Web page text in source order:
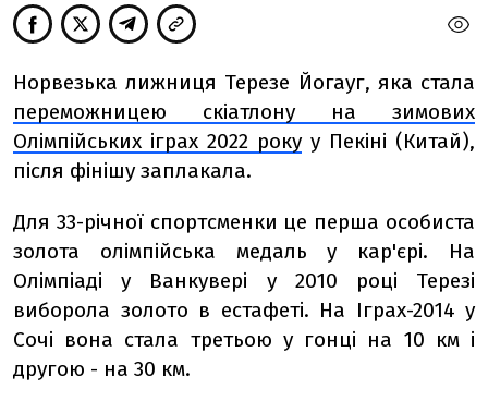
Норвезька лижниця Терезе Йогауг, яка стала
переможницею скіатлону на зимових
Олімпійських іграх 2022 року у Пекіні (Китай),
після фінішу заплакала.
Для 33-річної спортсменки це перша особиста
золота олімпійська медаль у кар'єрі. На
Олімпіаді у Ванкувері у 2010 році Терезі
виборола золото в естафеті. На Іграх-2014 у
Сочі вона стала третьою у гонці на 10 км і
другою - на 30 км.